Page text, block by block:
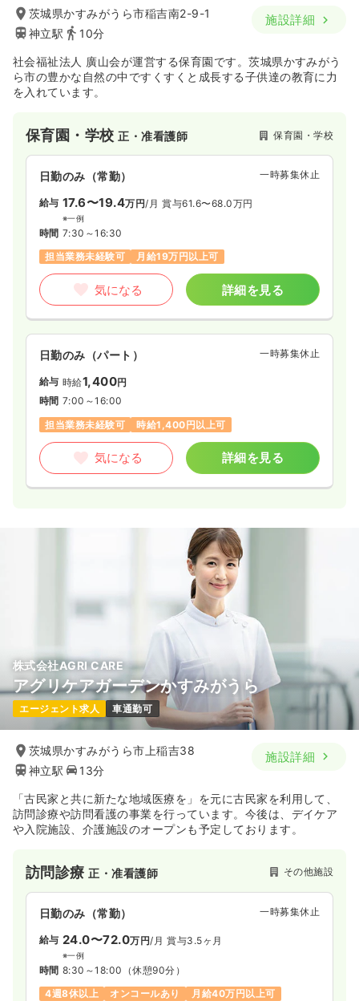
茨城県かすみがうら市稲吉南2-9-1
神立駅
10分
施設詳細
社会福祉法人 廣山会が運営する保育園です。茨城県かすみがう
ら市の豊かな自然の中ですくすくと成長する子供達の教育に力
を入れています。
保育園・学校正・准看護師 保育園・学校
日勤のみ（常勤） 一時募集休止
給与 17.6〜19.4万円/月 賞与61.6〜68.0万円
※一例
時間 7:30～16:30
担当業務未経験可
月給19万円以上可
気になる 詳細を見る
日勤のみ（パート） 一時募集休止
給与 時給1,400円
時間 7:00～16:00
担当業務未経験可
時給1,400円以上可
気になる 詳細を見る
株式会社AGRI CARE
アグリケアガーデンかすみがうら
エージェント求人 車通勤可
茨城県かすみがうら市上稲吉38
神立駅
13分
施設詳細
「古民家と共に新たな地域医療を」を元に古民家を利用して、
訪問診療や訪問看護の事業を行っています。今後は、デイケア
や入院施設、介護施設のオープンも予定しております。
訪問診療正・准看護師 その他施設
日勤のみ（常勤） 一時募集休止
給与 24.0〜72.0万円/月 賞与3.5ヶ月
※一例
時間 8:30～18:00 （休憩90分）
4週8休以上
オンコールあり 月給40万円以上可